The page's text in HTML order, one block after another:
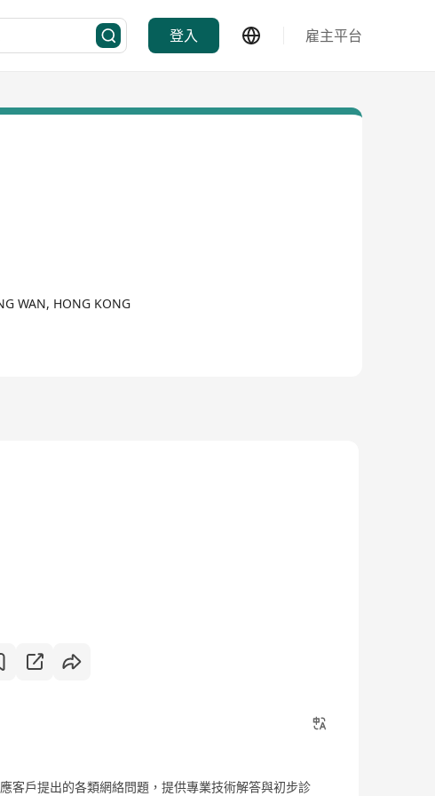
登入 雇主平台
WAN, HONG KONG
客戶提出的各類網絡問題，提供專業技術解答與初步診